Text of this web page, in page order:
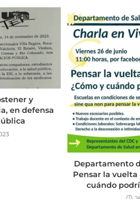
y
en defensa
Departamento
Pensar la vuelta
cuándo